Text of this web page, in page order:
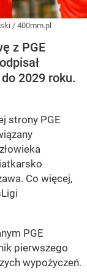
/ 400mm.pl
z PGE
2029 roku.
strony PGE
Co więcej,
PGE
pierwszego
wypożyczeń.